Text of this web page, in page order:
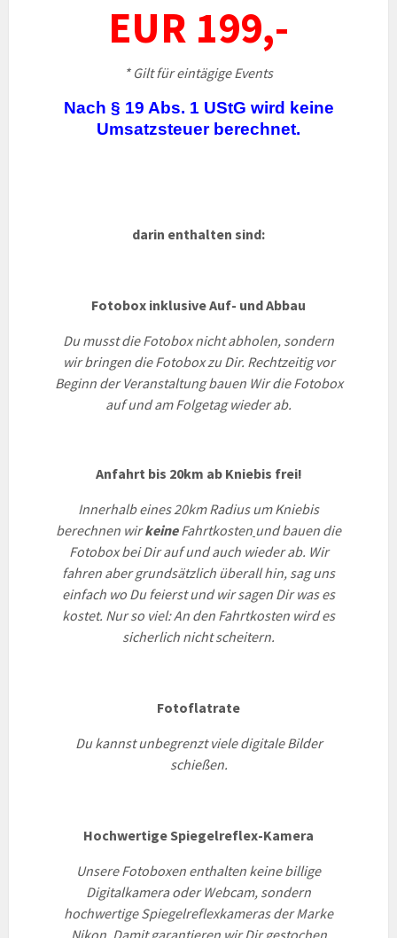
EUR 199,-
* Gilt für eintägige Events
Nach § 19 Abs. 1 UStG wird keine
Umsatzsteuer berechnet.
darin enthalten sind:
Fotobox inklusive Auf- und Abbau
Du musst die Fotobox nicht abholen, sondern
wir bringen die Fotobox zu Dir. Rechtzeitig vor
Beginn der Veranstaltung bauen Wir die Fotobox
auf und am Folgetag wieder ab.
Anfahrt bis 20km ab Kniebis frei!
Innerhalb eines 20km Radius um Kniebis
berechnen wirkeineFahrtkosten und bauen die
Fotobox bei Dir auf und auch wieder ab. Wir
fahren aber grundsätzlich überall hin, sag uns
einfach wo Du feierst und wir sagen Dir was es
kostet. Nur so viel: An den Fahrtkosten wird es
sicherlich nicht scheitern.
Fotoflatrate
Du kannst unbegrenzt viele digitale Bilder
schießen.
Hochwertige Spiegelreflex-Kamera
Unsere Fotoboxen enthalten keine billige
Digitalkamera oder Webcam, sondern
hochwertige Spiegelreflexkameras der Marke